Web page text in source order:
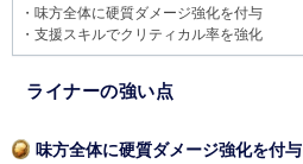
・味方全体に硬質ダメージ強化を付与
・支援スキルでクリティカル率を強化
ライナーの強い点
味方全体に硬質ダメージ強化を付与